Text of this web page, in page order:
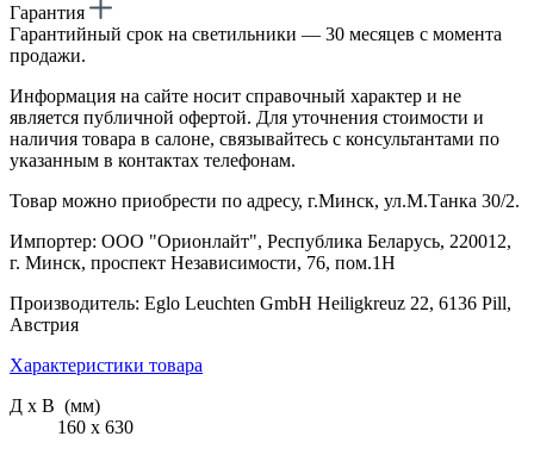
Гарантия
Гарантийный срок на светильники — 30 месяцев с момента
продажи.
Информация на сайте носит справочный характер и не
является публичной офертой. Для уточнения стоимости и
наличия товара в салоне, связывайтесь с консультантами по
указанным в контактах телефонам.
Товар можно приобрести по адресу, г.Минск, ул.М.Танка 30/2.
Импортер: ООО "Орионлайт", Республика Беларусь, 220012,
г. Минск, проспект Независимости, 76, пом.1Н
Производитель: Eglo Leuchten GmbH Heiligkreuz 22, 6136 Pill,
Австрия
Характеристики товара
Д х В (мм)
160 х 630